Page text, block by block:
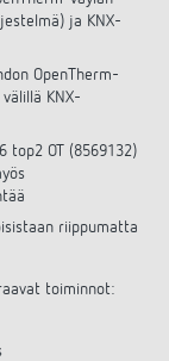
ja KNX-
OpenTherm-
KNX-
top2 OT (8569132)
riippumatta
toiminnot: